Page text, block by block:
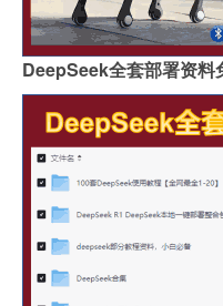
DeepSeek全套部署资料